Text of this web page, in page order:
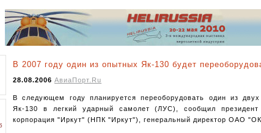
В 2007 году один из опытных Як-130 будет
28.08.2006 АвиаПорт.Ru
В следующем году планируется переоборудовать один из
Як-130 в легкий ударный самолет (ЛУС), сообщил президент
корпорация "Иркут" (НПК "Иркут"), генеральный директор ОАО